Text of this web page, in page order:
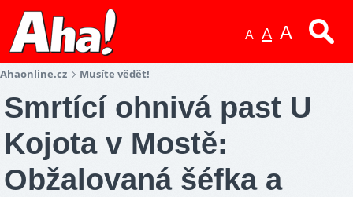
A A A
Ahaonline.cz Musíte vědět!
Smrtící ohnivá past U
Kojota v Mostě:
Obžalovaná šéfka a